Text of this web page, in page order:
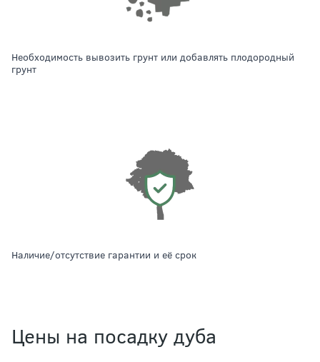
необходимость вывозить грунт или добавлять плодородный
грунт
наличие/отсутствие гарантии и её срок
Цены на посадку дуба